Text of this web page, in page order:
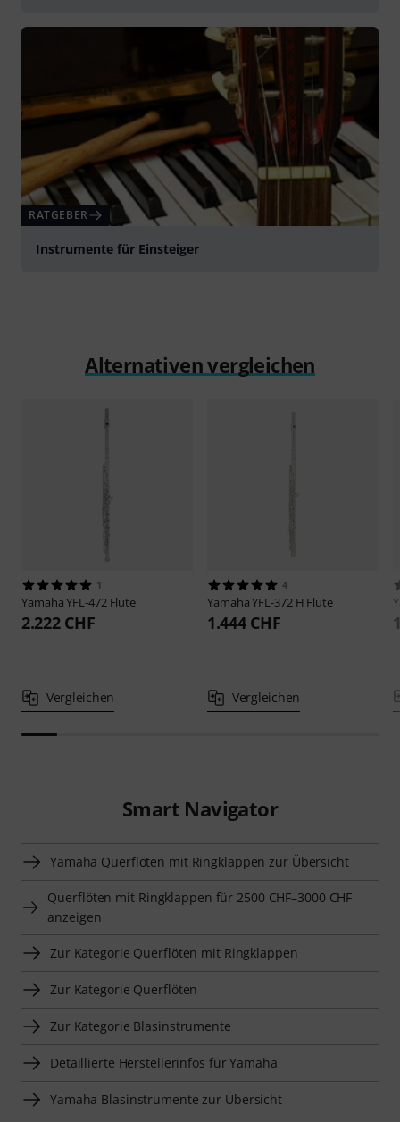
RATGEBER
Instrumente für Einsteiger
Alternativen vergleichen
1
YamahaYFL-472 Flute
2.222 CHF
Vergleichen
4
YamahaYFL-372 H Flute
1.444 CHF
Vergleichen
Smart Navigator
Yamaha Querflöten mit Ringklappen zur Übersicht
Querflöten mit Ringklappen für 2500 CHF–3000 CHF
anzeigen
Zur Kategorie Querflöten mit Ringklappen
Zur Kategorie Querflöten
Zur Kategorie Blasinstrumente
Detaillierte Herstellerinfos für Yamaha
Yamaha Blasinstrumente zur Übersicht